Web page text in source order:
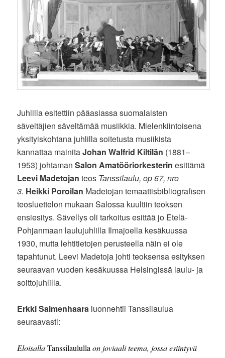
Juhlilla esitettiin pääasiassa suomalaisten
säveltäjien säveltämää musiikkia. Mielenkiintoisena
yksityiskohtana juhlilla soitetusta musiikista
kannattaa mainitaJohan Walfrid Kiltilän (1881–
1953) johtamanSalon Amatööriorkesterin esittämä
Leevi Madetojan teos Tanssilaulu, op 67, nro
3. Heikki Poroilan Madetojan temaattisbibliografisen
teosluettelon mukaan Salossa kuultiin teoksen
ensiesitys. Sävellys oli tarkoitus esittää jo Etelä-
Pohjanmaan laulujuhlilla Ilmajoella kesäkuussa
1930, mutta lehtitietojen perusteella näin ei ole
tapahtunut. Leevi Madetoja johti teoksensa esityksen
seuraavan vuoden kesäkuussa Helsingissä laulu- ja
soittojuhlilla.
Erkki Salmenhaara luonnehtii Tanssilaulua
seuraavasti:
EloisallaTanssilaulullaon joviaali teema, jossa esiintyvä